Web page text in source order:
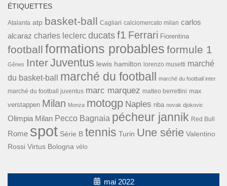
ÉTIQUETTES
Atalanta atp basket-ball Cagliari calciomercato milan carlos
alcaraz charles leclerc ducats f1 Ferrari Fiorentina
football formations probables formule 1
Gênes InterJuventus lewis hamilton lorenzo musetti marché
du basket-ball
marché du football marché du football inter
marché du football juventus marc marquez matteo berrettini max
verstappen Milan Monza motogp Naples nba novak djokovic
Olimpia Milan Pecco Bagnaia pécheur jannik Red Bull
Rome spot Série B tennis Turin Une série Valentino
Rossi Virtus Bologna vélo
mai 2022